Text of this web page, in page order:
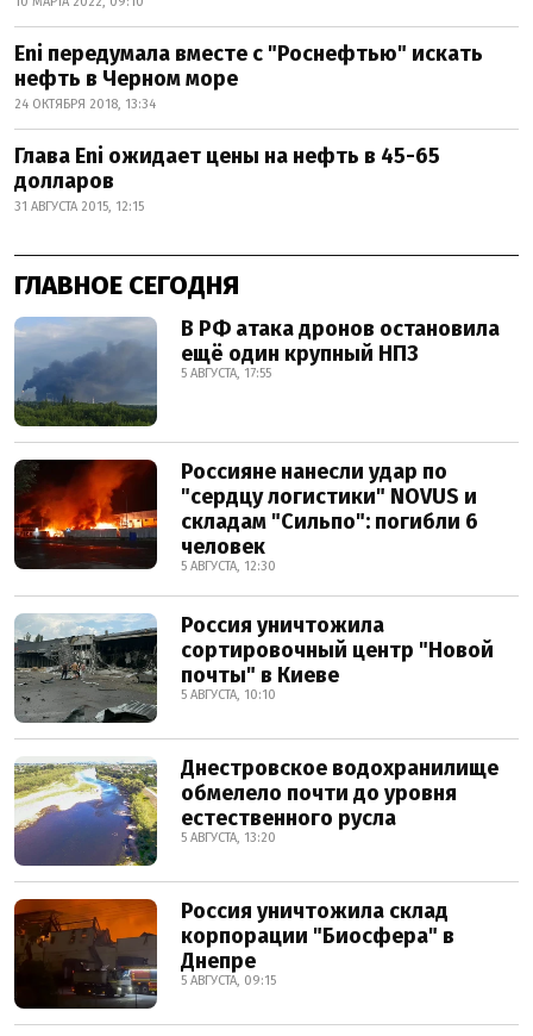
Eni передумала вместе с "Роснефтью" искать
нефть в Черном море
24 ОКТЯБРЯ 2018, 13:34
Глава Eni ожидает цены на нефть в 45-65
долларов
31 АВГУСТА 2015, 12:15
ГЛАВНОЕ СЕГОДНЯ
В РФ атака дронов остановила
ещё один крупный НПЗ
5 АВГУСТА, 17:55
Россияне нанесли удар по
"сердцу логистики" NOVUS и
складам "Сильпо": погибли 6
человек
5 АВГУСТА, 12:30
Россия уничтожила
сортировочный центр "Новой
почты" в Киеве
5 АВГУСТА, 10:10
Днестровское водохранилище
обмелело почти до уровня
естественного русла
5 АВГУСТА, 13:20
Россия уничтожила склад
корпорации "Биосфера" в
Днепре
5 АВГУСТА, 09:15